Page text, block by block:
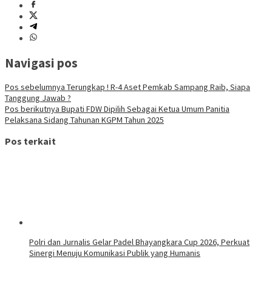
Navigasi pos
Pos sebelumnya Terungkap ! R-4 Aset Pemkab Sampang Raib, Siapa
Tanggung Jawab ?
Pos berikutnya Bupati FDW Dipilih Sebagai Ketua Umum Panitia
Pelaksana Sidang Tahunan KGPM Tahun 2025
Pos terkait
Polri dan Jurnalis Gelar Padel Bhayangkara Cup 2026, Perkuat
Sinergi Menuju Komunikasi Publik yang Humanis